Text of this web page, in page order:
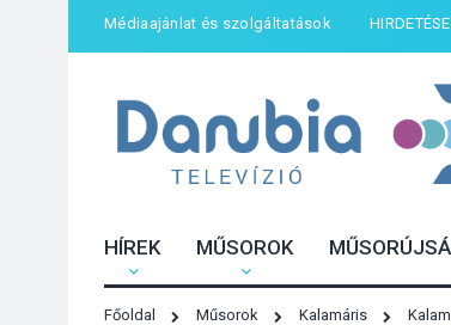
Médiaajánlat és szolgáltatások
HÍREK MŰSOROK
Főoldal Műsorok Kalamáris